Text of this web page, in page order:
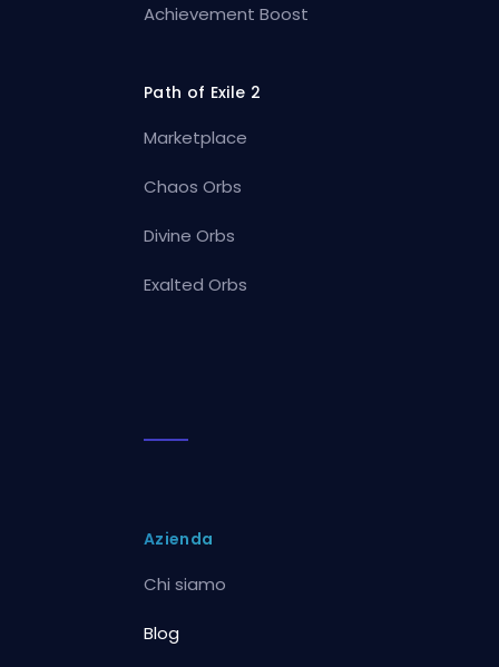
Achievement Boost
Path of Exile 2
Marketplace
Chaos Orbs
Divine Orbs
Exalted Orbs
Azienda
Chi siamo
Blog